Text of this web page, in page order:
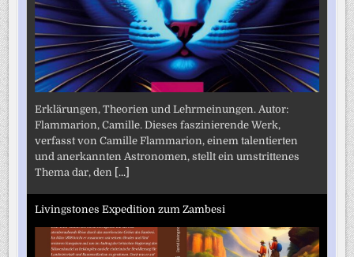
Erklärungen, Theorien und Lehrmeinungen. Autor:
Flammarion, Camille. Dieses faszinierende Werk,
verfasst von Camille Flammarion, einem talentierten
und anerkannten Astronomen, stellt ein umstrittenes
Thema dar, den [...]
Livingstones Expedition zum Zambesi